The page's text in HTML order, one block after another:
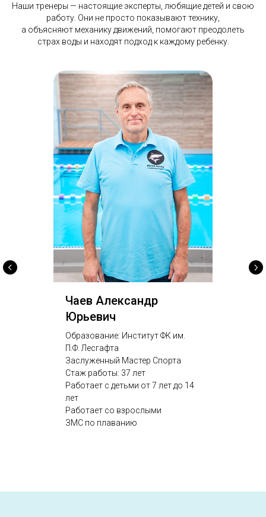
Наши тренеры — настоящие эксперты, любящие детей и свою
работу. Они не просто показывают технику,
а объясняют механику движений, помогают преодолеть
страх воды и находят подход к каждому ребенку.
Чаев Александр
Юрьевич
Образование: Институт ФК им.
П.Ф. Лесгафта
Заслуженный Мастер Спорта
Стаж работы: 37 лет
Работает с детьми от 7 лет до 14
лет
Работает со взрослыми
ЗМС по плаванию